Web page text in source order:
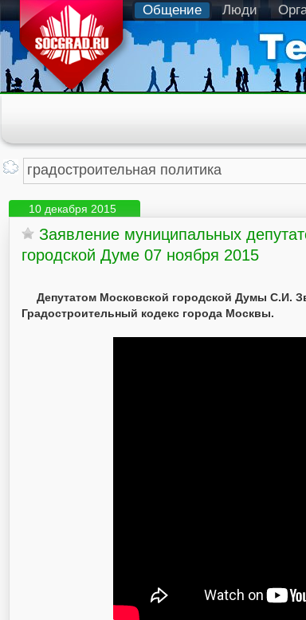
Общение Люди
10 декабря 2015
Заявление муниципальных
городской Думе 07 ноября 2015
Депутатом Московской городской Думы С.И.
Градостроительный кодекс города Москвы.